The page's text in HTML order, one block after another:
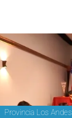
Provincia Los Andes